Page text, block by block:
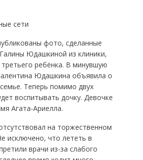
сети
фото, сделанные
Юдашкиной из клиники,
ребёнка. В минувшую
Юдашкина объявила о
Теперь помимо двух
воспитывать дочку. Девочке
Агата-Ариелла.
на торжественном
исключено, что лететь в
врачи из-за слабого